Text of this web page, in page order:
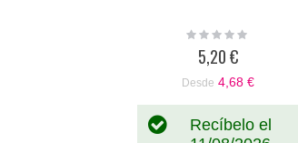
Rating:
5,20 €
Desde 4,68 €
Recíbelo el